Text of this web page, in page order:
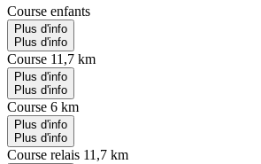
Course enfants
Plus d'info
Plus d'info
Course 11,7 km
Plus d'info
Plus d'info
Course 6 km
Plus d'info
Plus d'info
Course relais 11,7 km